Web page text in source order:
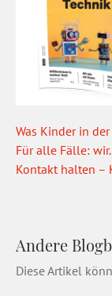
Was Kinder in
Für alle Fälle: wir.
Kontakt halten –
Andere
Diese Artikel